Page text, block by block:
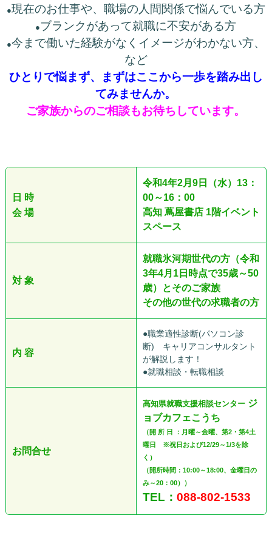
●現在のお仕事や、職場の人間関係で悩んでいる方
●ブランクがあって就職に不安がある方
●今まで働いた経験がなくイメージがわかない方、
など
ひとりで悩まず、まずはここから一歩を踏み出し
てみませんか。
ご家族からのご相談もお待ちしています。
日 時
会 場
令和4年2月9日（水）13：
00～16：00
高知 蔦屋書店 1階イベント
スペース
対 象
就職氷河期世代の方（令和
3年4月1日時点で35歳～50
歳）とそのご家族
その他の世代の求職者の方
内 容
●職業適性診断(パソコン診
断) キャリアコンサルタント
が解説します！
●就職相談・転職相談
お問合せ
高知県就職支援相談センター ジ
ョブカフェこうち
（開 所 日 ：月曜～金曜、第2・第4土
曜日 ※祝日および12/29～1/3を除
く）
（開所時間：10:00～18:00、金曜日の
み～20：00））
TEL： 088-802-1533